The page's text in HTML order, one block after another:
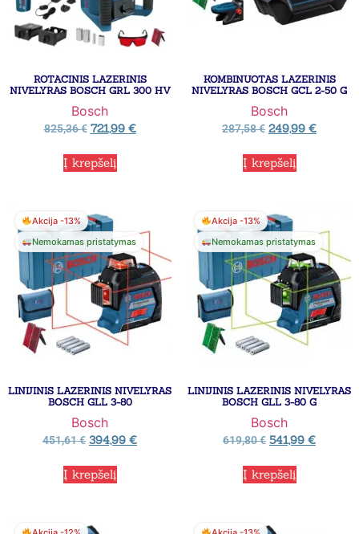
ROTACINIS LAZERINIS
NIVELYRAS BOSCH GRL 300 HV
Bosch
825,36€ 721,99 €
Į krepšelį
KOMBINUOTAS LAZERINIS
NIVELYRAS BOSCH GCL 2-50 G
Bosch
287,58€ 249,99 €
Į krepšelį
Akcija -13%
Nemokamas pristatymas
LINIJINIS LAZERINIS NIVELYRAS
BOSCH GLL 3-80
Bosch
451,61€ 394,99 €
Į krepšelį
Akcija -13%
Nemokamas pristatymas
LINIJINIS LAZERINIS NIVELYRAS
BOSCH GLL 3-80 G
Bosch
619,80€ 541,99 €
Į krepšelį